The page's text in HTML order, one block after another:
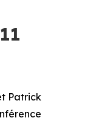
Patrick